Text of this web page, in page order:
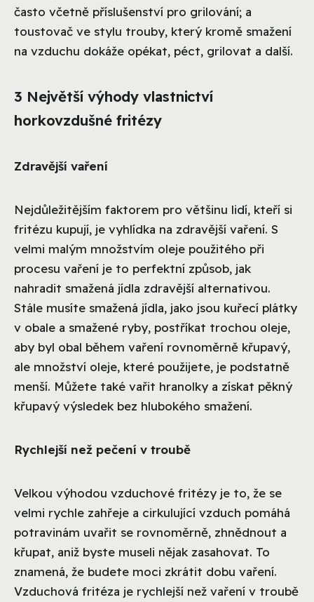
často včetně příslušenství pro grilování; a
toustovač ve stylu trouby, který kromě smažení
na vzduchu dokáže opékat, péct, grilovat a další.
3 Největší výhody vlastnictví
horkovzdušné fritézy
Zdravější vaření
Nejdůležitějším faktorem pro většinu lidí, kteří si
fritézu kupují, je vyhlídka na zdravější vaření. S
velmi malým množstvím oleje použitého při
procesu vaření je to perfektní způsob, jak
nahradit smažená jídla zdravější alternativou.
Stále musíte smažená jídla, jako jsou kuřecí plátky
v obale a smažené ryby, postříkat trochou oleje,
aby byl obal během vaření rovnoměrně křupavý,
ale množství oleje, které použijete, je podstatně
menší. Můžete také vařit hranolky a získat pěkný
křupavý výsledek bez hlubokého smažení.
Rychlejší než pečení v troubě
Velkou výhodou vzduchové fritézy je to, že se
velmi rychle zahřeje a cirkulující vzduch pomáhá
potravinám uvařit se rovnoměrně, zhnědnout a
křupat, aniž byste museli nějak zasahovat. To
znamená, že budete moci zkrátit dobu vaření.
Vzduchová fritéza je rychlejší než vaření v troubě